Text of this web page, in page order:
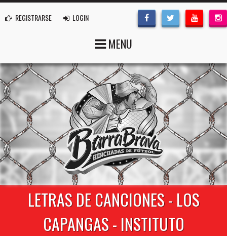
REGISTRARSE LOGIN
MENU
LETRAS DE CANCIONES - LOS
CAPANGAS - INSTITUTO